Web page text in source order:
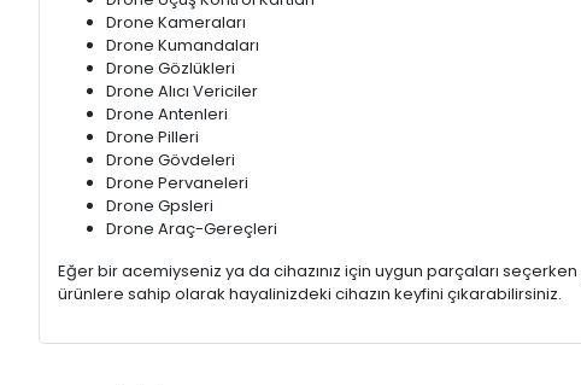
Drone Kameraları
Drone Kumandaları
Drone Gözlükleri
Drone Alıcı Vericiler
Drone Antenleri
Drone Pilleri
Drone Gövdeleri
Drone Pervaneleri
Drone Gpsleri
Drone Araç-Gereçleri
Eğer bir acemiyseniz ya da cihazınız için uygun parçaları
ürünlere sahip olarak hayalinizdeki cihazın keyfini çıkarabilirsiniz.